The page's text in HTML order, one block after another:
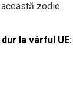
zodie.
la vârful UE: